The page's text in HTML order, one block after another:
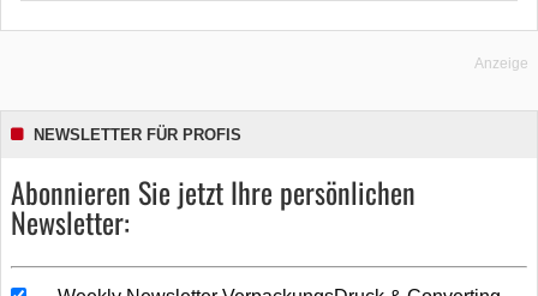
Anzeige
NEWSLETTER FÜR PROFIS
Abonnieren Sie jetzt Ihre persönlichen
Newsletter: